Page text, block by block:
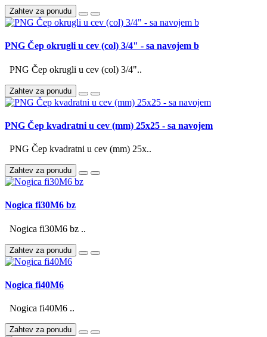
Zahtev za ponudu
PNG Čep okrugli u cev (col) 3/4" - sa navojem b
PNG Čep okrugli u cev (col) 3/4"..
Zahtev za ponudu
PNG Čep kvadratni u cev (mm) 25x25 - sa navojem
PNG Čep kvadratni u cev (mm) 25x..
Zahtev za ponudu
Nogica fi30M6 bz
Nogica fi30M6 bz ..
Zahtev za ponudu
Nogica fi40M6
Nogica fi40M6 ..
Zahtev za ponudu